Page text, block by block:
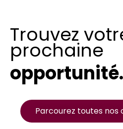
Trouvez
prochaine
opportunité.
Parcourez toutes nos